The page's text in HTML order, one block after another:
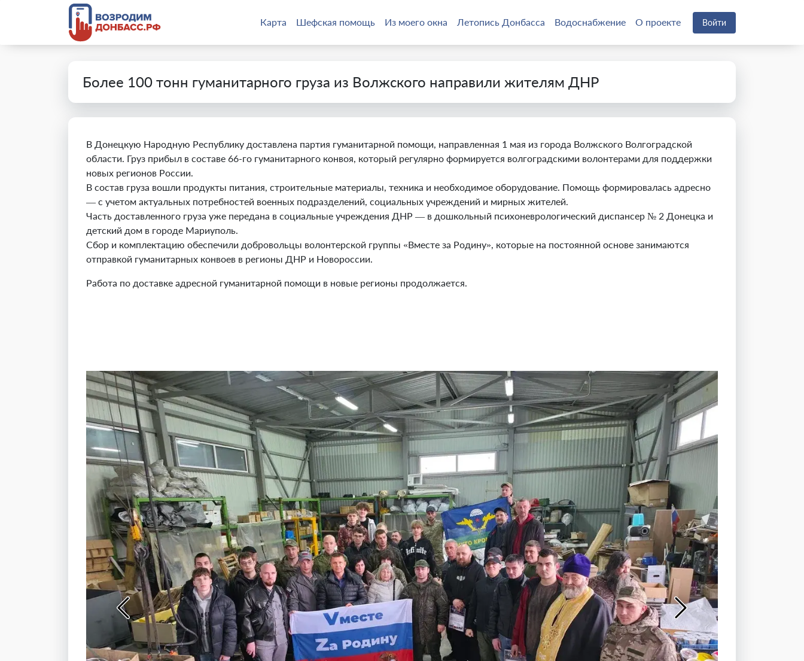
Карта Шефская помощь Из моего окна Летопись Донбасса Водоснабжение О проекте Войти
Более 100 тонн гуманитарного груза из Волжского направили жителям ДНР
В Донецкую Народную Республику доставлена партия гуманитарной помощи, направленная 1 мая из города Волжского Волгоградской
области. Груз прибыл в составе 66-го гуманитарного конвоя, который регулярно формируется волгоградскими волонтерами для поддержки
новых регионов России.
В состав груза вошли продукты питания, строительные материалы, техника и необходимое оборудование. Помощь формировалась адресно
— с учетом актуальных потребностей военных подразделений, социальных учреждений и мирных жителей.
Часть доставленного груза уже передана в социальные учреждения ДНР — в дошкольный психоневрологический диспансер № 2 Донецка и
детский дом в городе Мариуполь.
Сбор и комплектацию обеспечили добровольцы волонтерской группы «Вместе за Родину», которые на постоянной основе занимаются
отправкой гуманитарных конвоев в регионы ДНР и Новороссии.
Работа по доставке адресной гуманитарной помощи в новые регионы продолжается.